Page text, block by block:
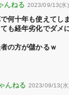
2023/09/13(水
何十年も使えてし
も経年劣化でダメ
の方が儲かるｗ
2023/09/13(